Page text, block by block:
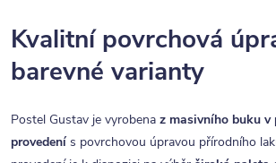
Kvalitní povrchová
barevné varianty
Postel Gustav je vyrobena z masivního buku v
provedení s povrchovou úpravou přírodního